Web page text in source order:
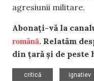
agresiunii militare.
Abonați-vă la
română. Relatăm
din țară și de peste
critică
ignatiev